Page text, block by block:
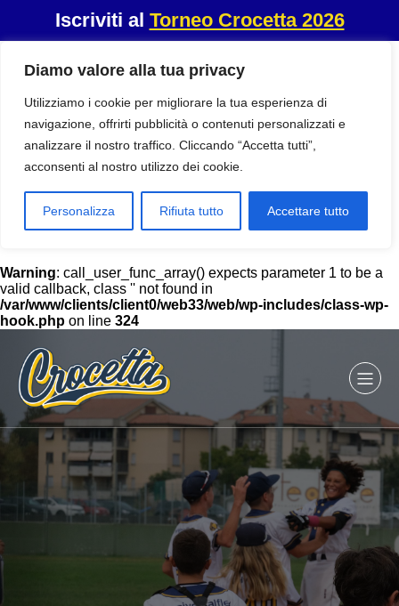
Iscriviti al Torneo Crocetta 2026
Diamo valore alla tua privacy
Utilizziamo i cookie per migliorare la tua esperienza di
navigazione, offrirti pubblicità o contenuti personalizzati e
analizzare il nostro traffico. Cliccando “Accetta tutti”,
acconsenti al nostro utilizzo dei cookie.
Personalizza Rifiuta tutto Accettare tutto
Warning: call_user_func_array() expects parameter 1 to be a
valid callback, class '' not found in
/var/www/clients/client0/web33/web/wp-includes/class-wp-
hook.php on line 324